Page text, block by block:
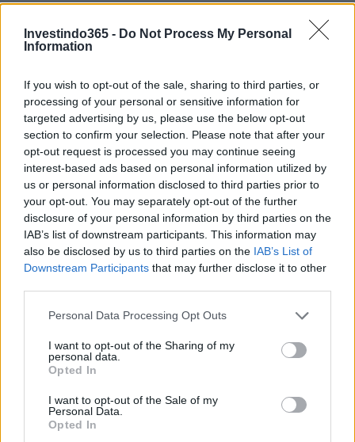
Investindo365 - Do Not Process My Personal
Information
If you wish to opt-out of the sale, sharing to third parties, or
processing of your personal or sensitive information for
targeted advertising by us, please use the below opt-out
section to confirm your selection. Please note that after your
opt-out request is processed you may continue seeing
interest-based ads based on personal information utilized by
us or personal information disclosed to third parties prior to
your opt-out. You may separately opt-out of the further
disclosure of your personal information by third parties on the
IAB’s list of downstream participants. This information may
also be disclosed by us to third parties on the IAB’s List of
Downstream Participants that may further disclose it to other
Please note that this website/app uses one or more Google
not limited to your visit or usage behaviour. You may click to
grant or deny consent to Google and its third-party tags to
use your data for below specified purposes in below Google
consent section.
Personal Data Processing Opt Outs
I want to opt-out of the Sharing of my
personal data.
Opted In
I want to opt-out of the Sale of my
Personal Data.
Opted In
Continue lendo
FINANÇA
Selic a 14%
Bruno Costa · 7 ago 2026